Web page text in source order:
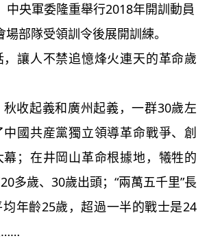
中央軍委隆重舉行2018年開訓動員
場部隊受領訓令後展開訓練。
人不禁追憶烽火連天的革命歲
起義和廣州起義，一群30歲左
國共産黨獨立領導革命戰爭、創
；在井岡山革命根據地，犧牲的
多歲、30歲出頭；“兩萬五千里”長
年齡25歲，超過一半的戰士是24
……